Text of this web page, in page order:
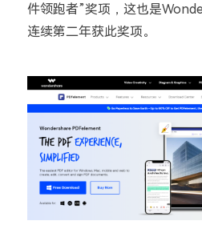
件领跑者”奖项，这也是
连续第二年获此奖项。